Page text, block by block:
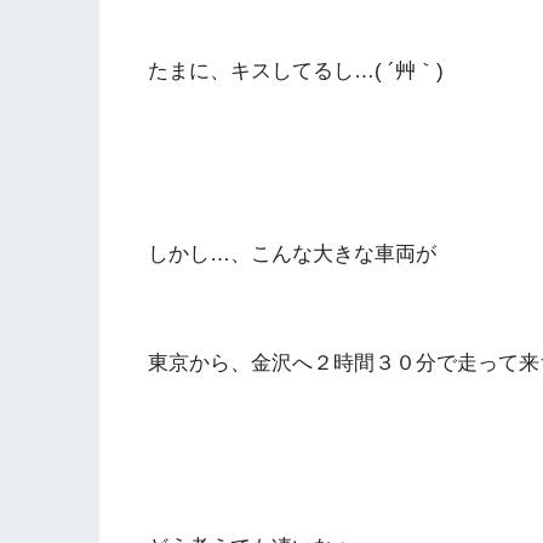
たまに、キスしてるし…( ´艸｀)
しかし…、こんな大きな車両が
東京から、金沢へ２時間３０分で走って